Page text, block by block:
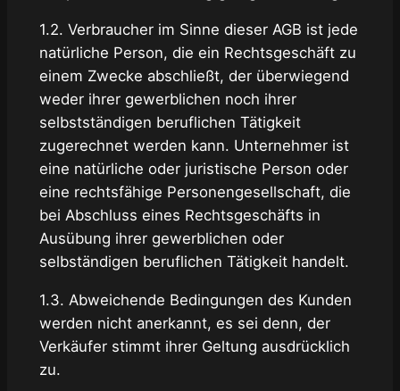
1.2. Verbraucher im Sinne dieser AGB ist jede
natürliche Person, die ein Rechtsgeschäft zu
einem Zwecke abschließt, der überwiegend
weder ihrer gewerblichen noch ihrer
selbstständigen beruflichen Tätigkeit
zugerechnet werden kann. Unternehmer ist
eine natürliche oder juristische Person oder
eine rechtsfähige Personengesellschaft, die
bei Abschluss eines Rechtsgeschäfts in
Ausübung ihrer gewerblichen oder
selbständigen beruflichen Tätigkeit handelt.
1.3. Abweichende Bedingungen des Kunden
werden nicht anerkannt, es sei denn, der
Verkäufer stimmt ihrer Geltung ausdrücklich
zu.